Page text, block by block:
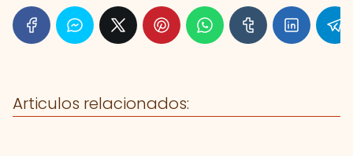
Articulos relacionados: